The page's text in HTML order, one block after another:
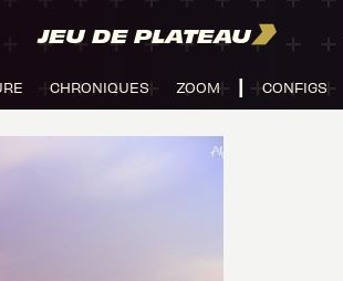
JEU DE PLATEAU
CHRONIQUES ZOOM CONFIGS